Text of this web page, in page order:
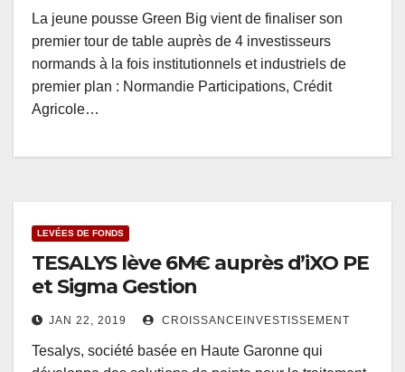
La jeune pousse Green Big vient de finaliser son
premier tour de table auprès de 4 investisseurs
normands à la fois institutionnels et industriels de
premier plan : Normandie Participations, Crédit
Agricole…
LEVÉES DE FONDS
TESALYS lève 6M€ auprès d’iXO PE
et Sigma Gestion
JAN 22, 2019 CROISSANCEINVESTISSEMENT
Tesalys, société basée en Haute Garonne qui